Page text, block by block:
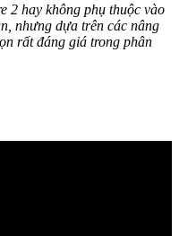
2 hay không phụ thuộc vào
nhưng dựa trên các nâng
rất đáng giá trong phân